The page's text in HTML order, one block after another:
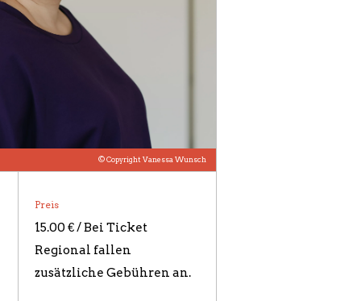
© Copyright Vanessa Wunsch
Preis
15.00 € / Bei Ticket
Regional fallen
zusätzliche Gebühren an.